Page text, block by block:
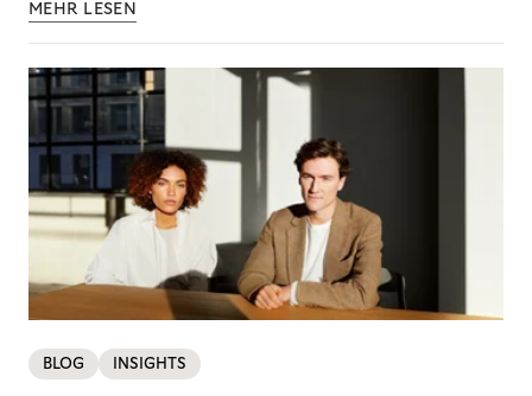
MEHR LESEN
BLOG INSIGHTS